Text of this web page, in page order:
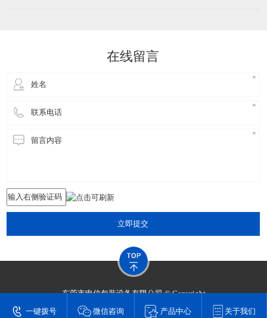
一键拨号 微信咨询 产品中心 关于我们